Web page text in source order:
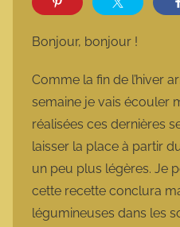
r
o
t
t
e
Bonjour, bonjour !
Comme la fin de l’hiver
semaine je vais écouler
réalisées ces dernières
laisser la place à partir
un peu plus légères. Je
cette recette conclura
légumineuses dans les